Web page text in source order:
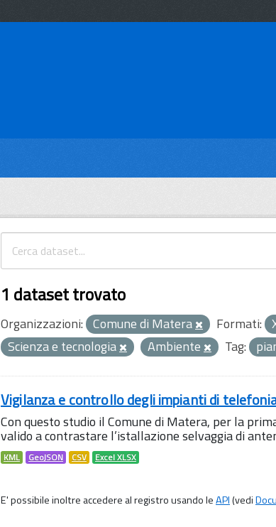
1 dataset trovato
Organizzazioni: Comune di Matera Formati:
Scienza e tecnologia
Ambiente Tag:
Vigilanza e controllo degli impianti di
Con questo studio il Comune di Matera, per la
valido a contrastare l’istallazione selvaggia di
KML GeoJSON CSV Excel XLSX
E' possibile inoltre accedere al registro usando leAPI(vedi